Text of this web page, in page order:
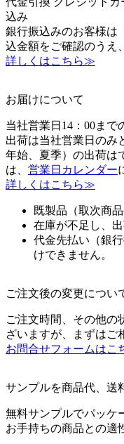
込み
銀行振込みのお客様は
込金額をご確認のうえ
詳しくはこちら≫
お届けについて
当社営業日14：00まで
出荷は当社営業日のみ
年始、夏季）の出荷は
は、 営業日カレンダー
詳しくはこちら≫
既製品（取次商
在庫が不足し、
代金先払い（銀
けできません。
ご注文後の変更につい
ご注文時間、その他の
ざいますが、まずはご
お問合せフォームはこ
サンプルを商品代、送
無料サンプルでパッケ
お手持ちの商品との適